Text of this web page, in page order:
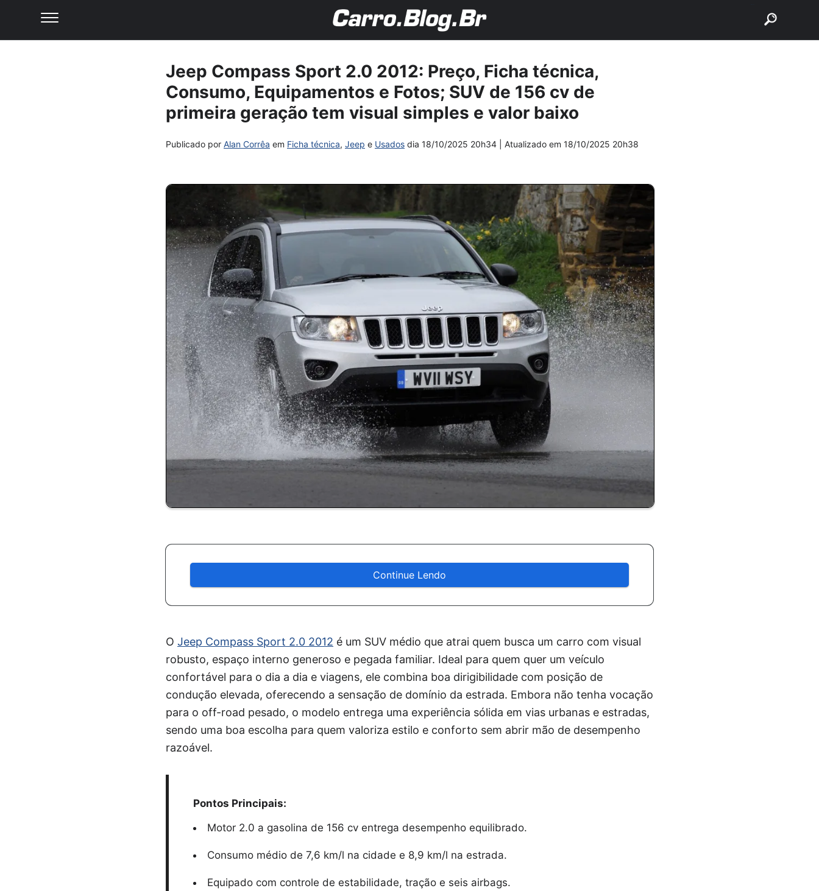
Jeep Compass Sport 2.0 2012: Preço, Ficha técnica,
Consumo, Equipamentos e Fotos; SUV de 156 cv de
primeira geração tem visual simples e valor baixo
Publicado por Alan Corrêa em Ficha técnica, Jeep e Usados dia 18/10/2025 20h34 | Atualizado em 18/10/2025 20h38
Continue Lendo
O Jeep Compass Sport 2.0 2012 é um SUV médio que atrai quem busca um carro com visual
robusto, espaço interno generoso e pegada familiar. Ideal para quem quer um veículo
confortável para o dia a dia e viagens, ele combina boa dirigibilidade com posição de
condução elevada, oferecendo a sensação de domínio da estrada. Embora não tenha vocação
para o off-road pesado, o modelo entrega uma experiência sólida em vias urbanas e estradas,
sendo uma boa escolha para quem valoriza estilo e conforto sem abrir mão de desempenho
razoável.
Pontos Principais:
Motor 2.0 a gasolina de 156 cv entrega desempenho equilibrado.
Consumo médio de 7,6 km/l na cidade e 8,9 km/l na estrada.
Equipado com controle de estabilidade, tração e seis airbags.